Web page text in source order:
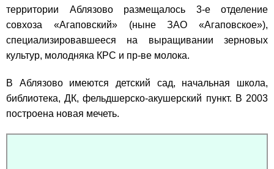
территории Аблязово размещалось 3-е отделение
совхоза «Агаповский» (ныне ЗАО «Агаповское»),
специализировавшееся на выращивании зерновых
культур, молодняка КРС и пр-ве молока.
В Аблязово имеются детский сад, начальная школа,
библиотека, ДК, фельдшерско-акушерский пункт. В 2003
построена новая мечеть.